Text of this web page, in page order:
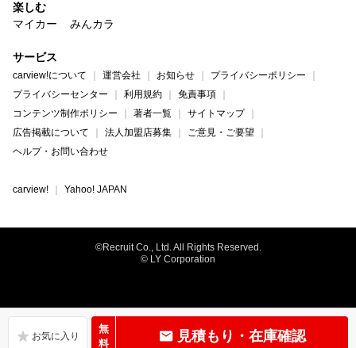
無
料
見積もり・在庫確認
楽しむ
マイカー
みんカラ
サービス
carview!について 運営会社 お知らせ
プライバシーポリシー
プライバシーセンター
利用規約
免責事項
コンテンツ制作ポリシー
著者一覧
サイトマップ
広告掲載について
法人加盟店募集
ご意見・ご要望
ヘルプ・お問い合わせ
carview! Yahoo! JAPAN
©Recruit Co., Ltd. All Rights Reserved.
© LY Corporation